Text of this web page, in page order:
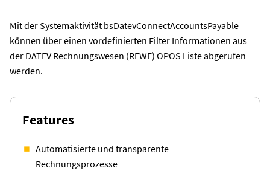
Mit der Systemaktivität bsDatevConnectAccountsPayable
können über einen vordefinierten Filter Informationen aus
der DATEV Rechnungswesen (REWE) OPOS Liste abgerufen
werden.
Features
Automatisierte und transparente
Rechnungsprozesse